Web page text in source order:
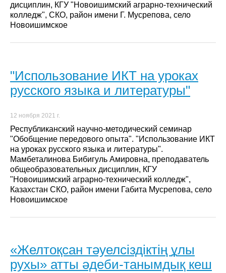
дисциплин, КГУ "Новоишимский аграрно-технический
колледж", СКО, район имени Г. Мусрепова, село
Новоишимское
"Использование ИКТ на уроках
русского языка и литературы"
12 ноября 2021 г.
Республиканский научно-методический семинар
"Обобщение передового опыта". "Использование ИКТ
на уроках русского языка и литературы".
Мамбеталинова Бибигуль Амировна, преподаватель
общеобразовательных дисциплин, КГУ
"Новоишимский аграрно-технический колледж",
Казахстан СКО, район имени Габита Мусрепова, село
Новоишимское
«Желтоқсан тәуелсіздіктің ұлы
рухы» атты әдеби-танымдық кеш